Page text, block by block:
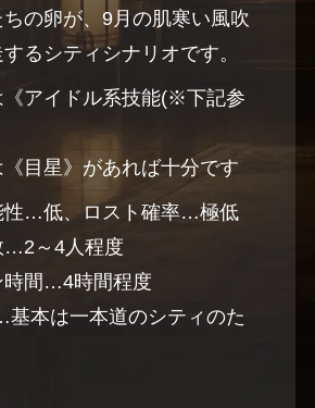
の卵が、9月の肌寒い風吹
るシティシナリオです。
《アイドル系技能(※下記参
目星》があれば十分です
性…低、ロスト確率…極低
…2～4人程度
時間…4時間程度
本は一本道のシティのた